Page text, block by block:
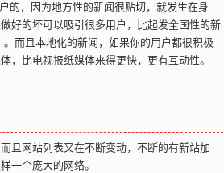
，因为地方性的新闻很贴切，就发生在身
好的坏可以吸引很多用户，比起发全国性的新
而且本地化的新闻，如果你的用户都很积极
，比电视报纸媒体来得更快，更有互动性。
且网站列表又在不断变动，不断的有新站加
一个庞大的网络。